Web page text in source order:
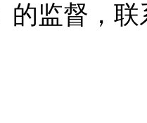
的监督，联